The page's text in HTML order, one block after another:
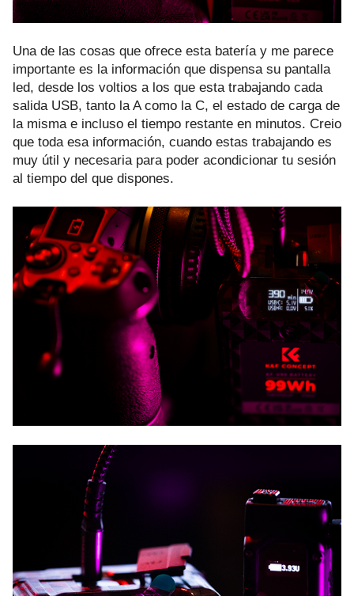
Una de las cosas que ofrece esta batería y me parece
importante es la información que dispensa su pantalla
led, desde los voltios a los que esta trabajando cada
salida USB, tanto la A como la C, el estado de carga de
la misma e incluso el tiempo restante en minutos. Creio
que toda esa información, cuando estas trabajando es
muy útil y necesaria para poder acondicionar tu sesión
al tiempo del que dispones.